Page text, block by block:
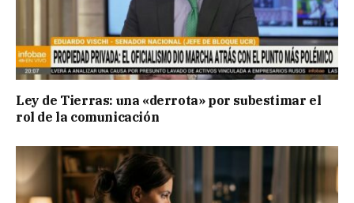
Ley de Tierras: una «derrota» por subestimar el
rol de la comunicación